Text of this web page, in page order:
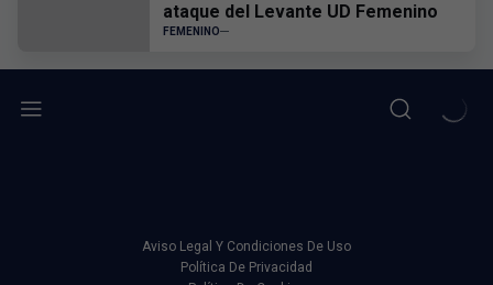
ataque del Levante UD Femenino
FEMENINO
Aviso Legal Y Condiciones De Uso
Política De Privacidad